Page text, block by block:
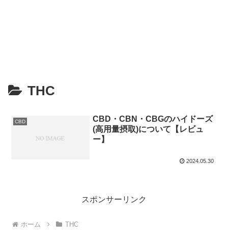
THC
CBD
CBD・CBN・CBGのハイドーズ
(高用量摂取)について【レビュ
ー】
2024.05.30
スポンサーリンク
ホーム THC